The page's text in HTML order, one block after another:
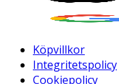
Köpvillkor
Integritetspolicy
Cookiepolicy